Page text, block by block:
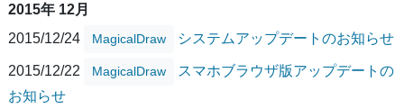
2015年 12月
2015/12/24
MagicalDraw システムアップデートのお知らせ
2015/12/22 MagicalDraw
スマホブラウザ版アップデートの
お知らせ